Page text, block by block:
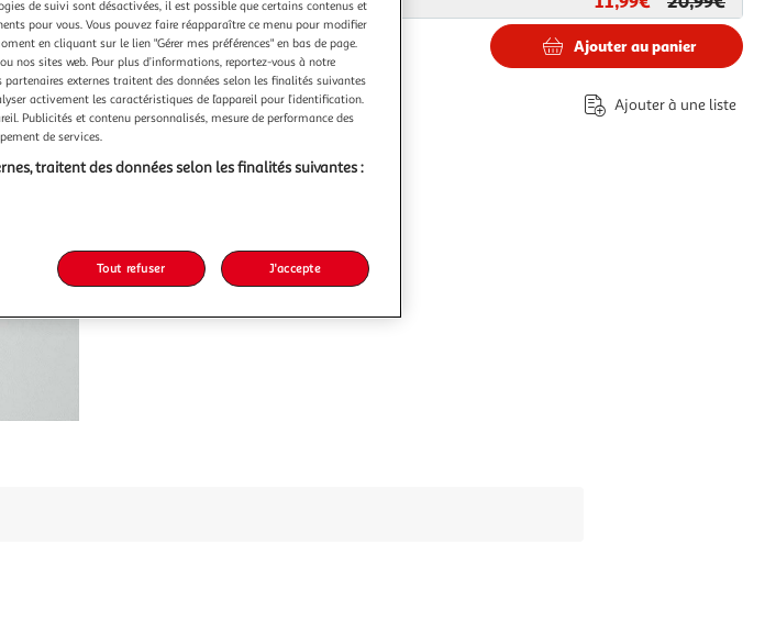
-43 %
20,99€
11,99€
Ajouter au panier
Ajouter à une liste
de suivi sont désactivées, il est possible que certains contenus et
pour vous. Vous pouvez faire réapparaître ce menu pour modifier
en cliquant sur le lien "Gérer mes préférences" en bas de page.
nos sites web. Pour plus d’informations, reportez-vous à notre
externes traitent des données selon les finalités suivantes
activement les caractéristiques de l’appareil pour l’identification.
Publicités et contenu personnalisés, mesure de performance des
de services.
traitent des données selon les finalités suivantes :
Tout refuser J'accepte